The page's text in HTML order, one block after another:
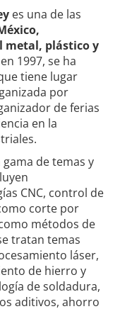
es una de las
metal, plástico y
1997, se ha
tiene lugar
por
de ferias
en la
de temas y
CNC, control de
corte por
métodos de
tratan temas
láser,
de hierro y
de soldadura,
aditivos, ahorro